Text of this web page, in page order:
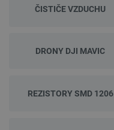
ČISTIČE VZDUCHU
DRONY DJI MAVIC
REZISTORY SMD 1206